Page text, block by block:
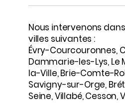
Nous intervenons
villes suivantes :
Évry-Courcouronnes,
Dammarie-les-Lys, Le
la-Ville, Brie-Comte-
Savigny-sur-Orge,
Seine, Villabé,